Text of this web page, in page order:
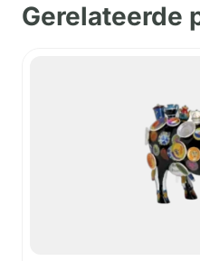
Gerelateerde